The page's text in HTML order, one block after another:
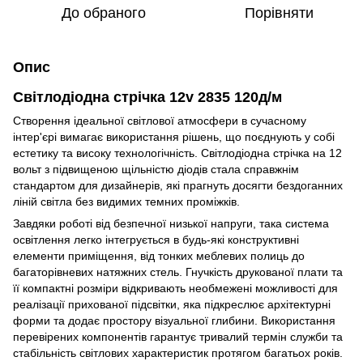
До обраного Порівняти
Опис
Світлодіодна стрічка 12v 2835 120д/м
Створення ідеальної світлової атмосфери в сучасному
інтер'єрі вимагає використання рішень, що поєднують у собі
естетику та високу технологічність. Світлодіодна стрічка на 12
вольт з підвищеною щільністю діодів стала справжнім
стандартом для дизайнерів, які прагнуть досягти бездоганних
ліній світла без видимих темних проміжків.
Завдяки роботі від безпечної низької напруги, така система
освітлення легко інтегрується в будь-які конструктивні
елементи приміщення, від тонких меблевих полиць до
багаторівневих натяжних стель. Гнучкість друкованої плати та
її компактні розміри відкривають необмежені можливості для
реалізації прихованої підсвітки, яка підкреслює архітектурні
форми та додає простору візуальної глибини. Використання
перевірених компонентів гарантує тривалий термін служби та
стабільність світлових характеристик протягом багатьох років.